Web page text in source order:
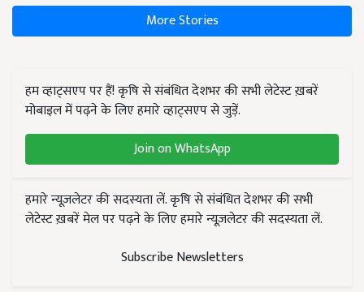
More Stories
हम व्हाट्सएप पर हैं! कृषि से संबंधित देशभर की सभी लेटेस्ट ख़बरें
मोबाइल में पढ़ने के लिए हमारे व्हाट्सएप से जुड़ें.
Join on WhatsApp
हमारे न्यूज़लेटर की सदस्यता लें. कृषि से संबंधित देशभर की सभी
लेटेस्ट ख़बरें मेल पर पढ़ने के लिए हमारे न्यूज़लेटर की सदस्यता लें.
Subscribe Newsletters